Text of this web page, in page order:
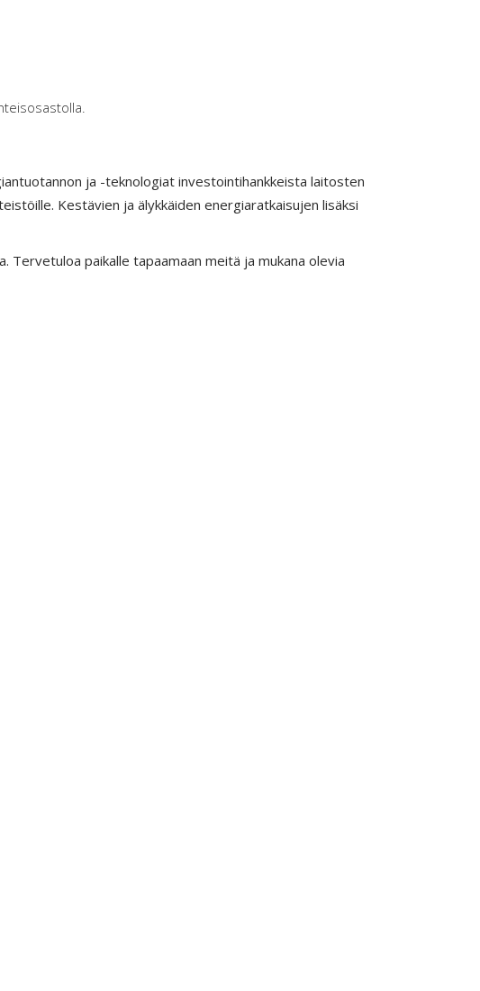
ja -teknologiat investointihankkeista laitosten
Kestävien ja älykkäiden energiaratkaisujen lisäksi
paikalle tapaamaan meitä ja mukana olevia